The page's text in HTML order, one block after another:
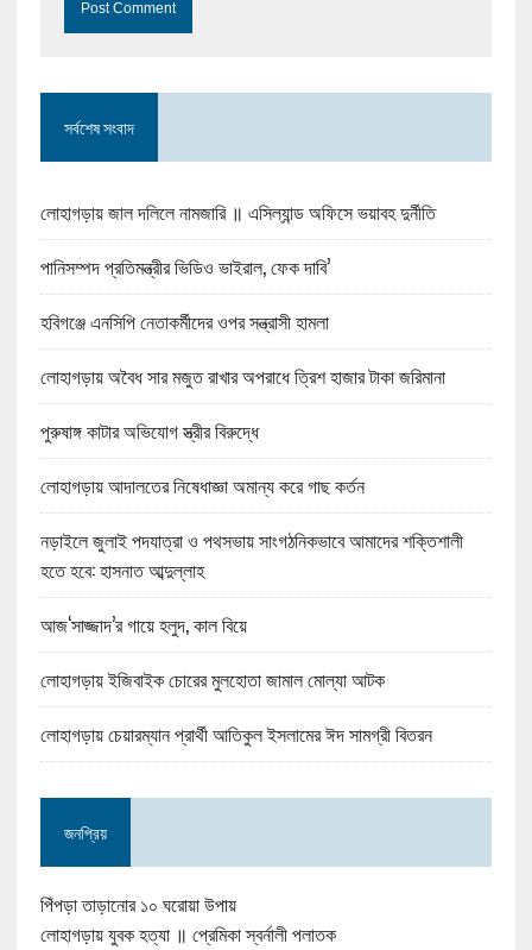
সর্বশেষ সংবাদ
লোহাগড়ায় জাল দলিলে নামজারি ॥ এসিল্যান্ড অফিসে ভয়াবহ দুর্নীতি
পানিসম্পদ প্রতিমন্ত্রীর ভিডিও ভাইরাল, ফেক দাবি’
হবিগঞ্জে এনসিপি নেতাকর্মীদের ওপর সন্ত্রাসী হামলা
লোহাগড়ায় অবৈধ সার মজুত রাখার অপরাধে ত্রিশ হাজার টাকা জরিমানা
পুরুষাঙ্গ কাটার অভিযোগ স্ত্রীর বিরুদ্ধে
লোহাগড়ায় আদালতের নিষেধাজ্ঞা অমান্য করে গাছ কর্তন
নড়াইলে জুলাই পদযাত্রা ও পথসভায় সাংগঠনিকভাবে আমাদের শক্তিশালী
হতে হবে: হাসনাত আব্দুল্লাহ
আজ‘সাজ্জাদ’র গায়ে হলুদ, কাল বিয়ে
লোহাগড়ায় ইজিবাইক চোরের মুলহোতা জামাল মোল্যা আটক
লোহাগড়ায় চেয়ারম্যান প্রার্থী আতিকুল ইসলামের ঈদ সামগ্রী বিতরন
জনপ্রিয়
পিঁপড়া তাড়ানোর ১০ ঘরোয়া উপায়
লোহাগড়ায় যুবক হত্যা ॥ প্রেমিকা স্বর্নালী পলাতক